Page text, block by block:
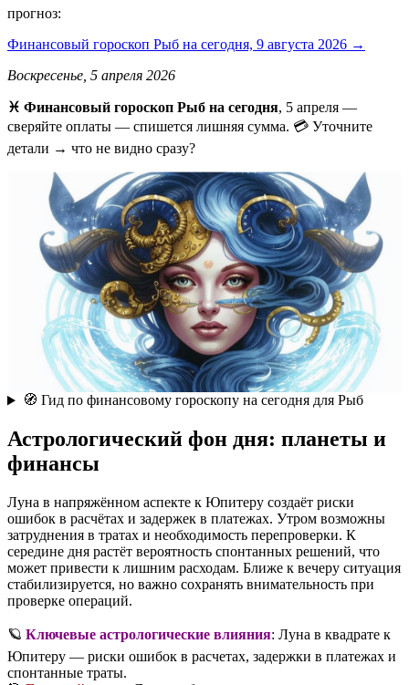
прогноз:
Финансовый гороскоп Рыб на сегодня, 9 августа 2026 →
Воскресенье, 5 апреля 2026
♓ Финансовый гороскоп Рыб на сегодня, 5 апреля —
сверяйте оплаты — спишется лишняя сумма. 💳 Уточните
детали → что не видно сразу?
🧭 Гид по финансовому гороскопу на сегодня для Рыб
Астрологический фон дня: планеты и
финансы
Луна в напряжённом аспекте к Юпитеру создаёт риски
ошибок в расчётах и задержек в платежах. Утром возможны
затруднения в тратах и необходимость перепроверки. К
середине дня растёт вероятность спонтанных решений, что
может привести к лишним расходам. Ближе к вечеру ситуация
стабилизируется, но важно сохранять внимательность при
проверке операций.
🪐 Ключевые астрологические влияния: Луна в квадрате к
Юпитеру — риски ошибок в расчетах, задержки в платежах и
спонтанные траты.